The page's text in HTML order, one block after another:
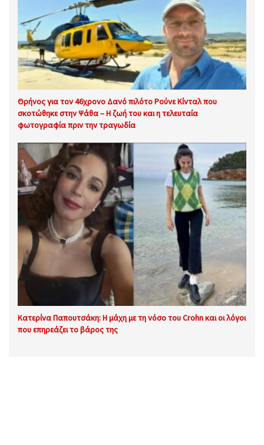
Θρήνος για τον 46χρονο Δανό πιλότο Ρούνε Κίνταλ που
σκοτώθηκε στην Ψάθα – Η ζωή του και η τελευταία
φωτογραφία πριν την τραγωδία
Κατερίνα Παπουτσάκη: Η μάχη με τη νόσο του Crohn και οι λόγοι
που επηρεάζει το βάρος της